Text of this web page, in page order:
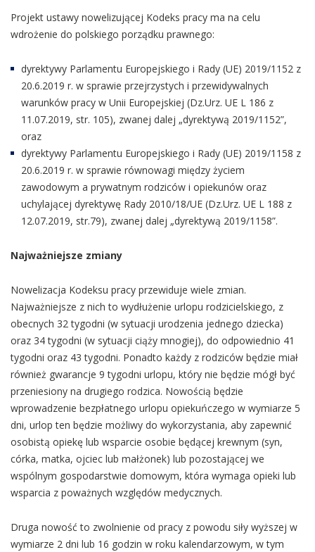
Projekt ustawy nowelizującej Kodeks pracy ma na celu
wdrożenie do polskiego porządku prawnego:
dyrektywy Parlamentu Europejskiego i Rady (UE) 2019/1152 z
20.6.2019 r. w sprawie przejrzystych i przewidywalnych
warunków pracy w Unii Europejskiej (Dz.Urz. UE L 186 z
11.07.2019, str. 105), zwanej dalej „dyrektywą 2019/1152”,
oraz
dyrektywy Parlamentu Europejskiego i Rady (UE) 2019/1158 z
20.6.2019 r. w sprawie równowagi między życiem
zawodowym a prywatnym rodziców i opiekunów oraz
uchylającej dyrektywę Rady 2010/18/UE (Dz.Urz. UE L 188 z
12.07.2019, str.79), zwanej dalej „dyrektywą 2019/1158”.
Najważniejsze zmiany
Nowelizacja Kodeksu pracy przewiduje wiele zmian.
Najważniejsze z nich to wydłużenie urlopu rodzicielskiego, z
obecnych 32 tygodni (w sytuacji urodzenia jednego dziecka)
oraz 34 tygodni (w sytuacji ciąży mnogiej), do odpowiednio 41
tygodni oraz 43 tygodni. Ponadto każdy z rodziców będzie miał
również gwarancje 9 tygodni urlopu, który nie będzie mógł być
przeniesiony na drugiego rodzica. Nowością będzie
wprowadzenie bezpłatnego urlopu opiekuńczego w wymiarze 5
dni, urlop ten będzie możliwy do wykorzystania, aby zapewnić
osobistą opiekę lub wsparcie osobie będącej krewnym (syn,
córka, matka, ojciec lub małżonek) lub pozostającej we
wspólnym gospodarstwie domowym, która wymaga opieki lub
wsparcia z poważnych względów medycznych.
Druga nowość to zwolnienie od pracy z powodu siły wyższej w
wymiarze 2 dni lub 16 godzin w roku kalendarzowym, w tym